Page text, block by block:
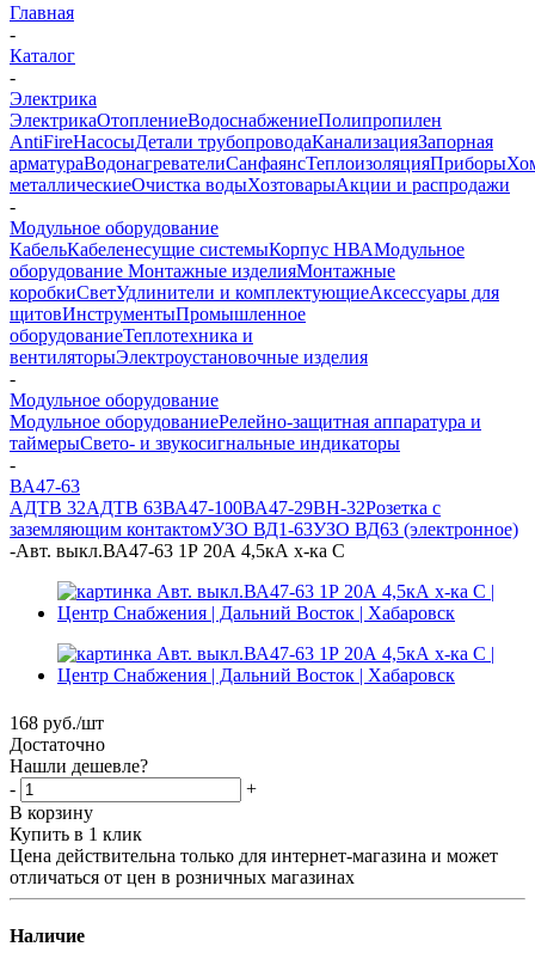
Главная
-
Каталог
-
Электрика
ЭлектрикаОтоплениеВодоснабжениеПолипропилен
AntiFireНасосыДетали трубопроводаКанализацияЗапорная
арматураВодонагревателиСанфаянсТеплоизоляцияПриборы
металлическиеОчистка водыХозтоварыАкции и распродажи
-
Модульное оборудование
КабельКабеленесущие системыКорпус НВАМодульное
оборудование Монтажные изделияМонтажные
коробкиСветУдлинители и комплектующиеАксессуары для
щитовИнструментыПромышленное
оборудованиеТеплотехника и
вентиляторыЭлектроустановочные изделия
-
Модульное оборудование
Модульное оборудованиеРелейно-защитная аппаратура и
таймерыСвето- и звукосигнальные индикаторы
-
ВА47-63
АДТВ 32АДТВ 63ВА47-100ВА47-29ВН-32Розетка с
заземляющим контактомУЗО ВД1-63УЗО ВД63 (электронное)
-Авт. выкл.ВА47-63 1Р 20А 4,5кА х-ка С
168 руб./шт
Достаточно
Нашли дешевле?
-
+
В корзину
Купить в 1 клик
Цена действительна только для интернет-магазина и может
отличаться от цен в розничных магазинах
Наличие